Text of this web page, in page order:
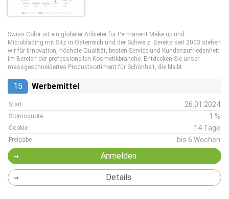
Swiss Color ist ein globaler Anbieter für Permanent Make up und
Microblading mit Sitz in Österreich und der Schweiz. Bereits seit 2003 stehen
wir für Innovation, höchste Qualität, besten Service und Kundenzufriedenheit
im Bereich der professionellen Kosmetikbranche. Entdecken Sie unser
massgeschneidertes Produktsortiment für Schönheit, die bleibt.
15 Werbemittel
Start 26.01.2024
Stornoquote 1 %
Cookie 14 Tage
Freigabe bis 6 Wochen
Anmelden
Details